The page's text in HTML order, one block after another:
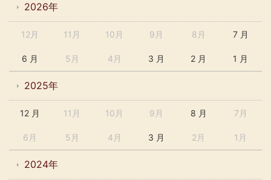
2026年
12月 11月 10月 9月 8月 7 月
6 月 5月 4月 3 月 2 月 1 月
2025年
12 月 11月 10月 9月 8 月 7月
6月 5月 4月 3 月 2月 1月
2024年